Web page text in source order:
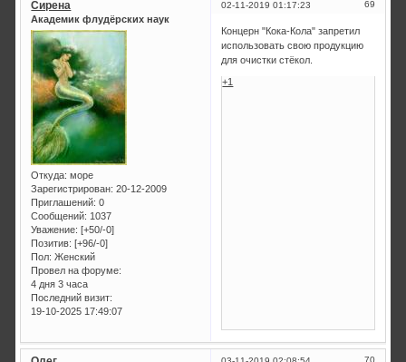
69
02-11-2019 01:17:23
Сирена
Академик флудёрских наук
Откуда: море
Зарегистрирован: 20-12-2009
Приглашений: 0
Сообщений: 1037
Уважение: [+50/-0]
Позитив: [+96/-0]
Пол: Женский
Провел на форуме:
4 дня 3 часа
Последний визит:
19-10-2025 17:49:07
Концерн "Кока-Кола" запретил
использовать свою продукцию
для очистки стёкол.
+1
70